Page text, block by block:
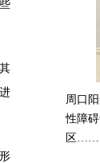
周口
性障
区……